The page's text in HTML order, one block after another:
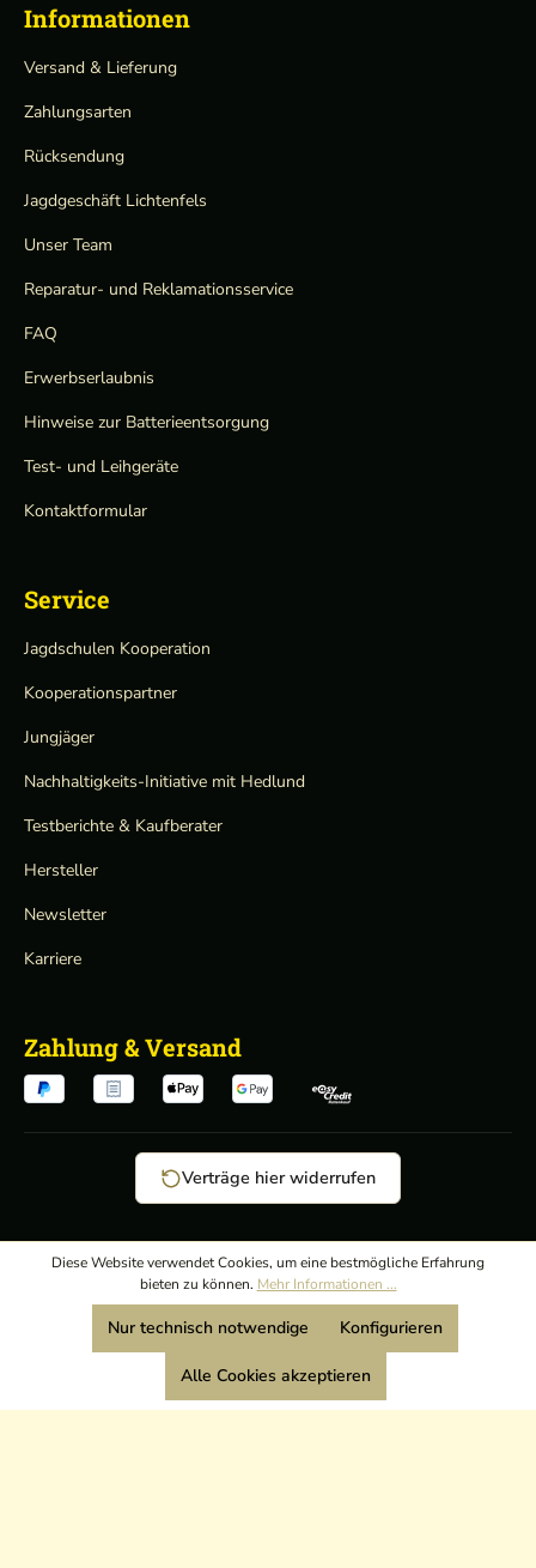
Informationen
Versand & Lieferung
Zahlungsarten
Rücksendung
Jagdgeschäft Lichtenfels
Unser Team
Reparatur- und Reklamationsservice
FAQ
Erwerbserlaubnis
Hinweise zur Batterieentsorgung
Test- und Leihgeräte
Kontaktformular
Service
Jagdschulen Kooperation
Kooperationspartner
Jungjäger
Nachhaltigkeits-Initiative mit Hedlund
Testberichte & Kaufberater
Hersteller
Newsletter
Karriere
Zahlung & Versand
Verträge hier widerrufen
AGB/
Datenschutz/
Wir sind Mitglied:
Diese Website verwendet Cookies, um eine bestmögliche Erfahrung
bieten zu können. Mehr Informationen ...
Nur technisch notwendige Konfigurieren
Alle Cookies akzeptieren